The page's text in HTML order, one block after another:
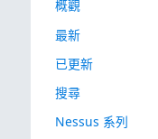
概觀
最新
已更新
搜尋
Nessus 系列